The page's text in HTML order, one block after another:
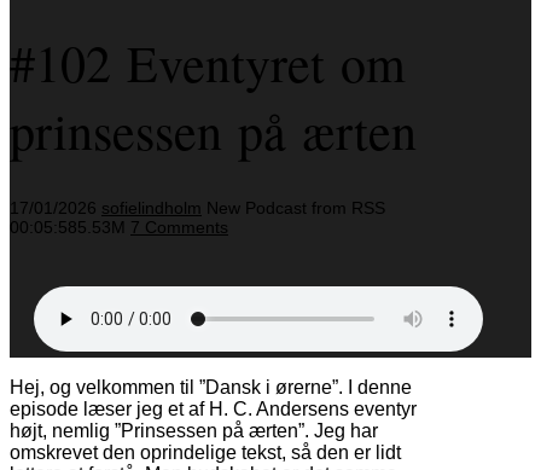
#102 Eventyret om
prinsessen på ærten
17/01/2026 sofielindholm New Podcast from RSS
00:05:585.53M 7 Comments
Hej, og velkommen til ”Dansk i ørerne”. I denne
episode læser jeg et af H. C. Andersens eventyr
højt, nemlig ”Prinsessen på ærten”. Jeg har
omskrevet den oprindelige tekst, så den er lidt